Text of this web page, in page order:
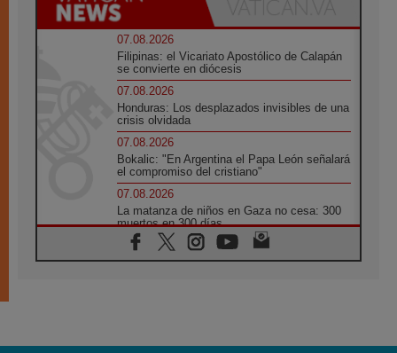
07.08.2026
Filipinas: el Vicariato Apostólico de Calapán
se convierte en diócesis
07.08.2026
Honduras: Los desplazados invisibles de una
crisis olvidada
07.08.2026
Bokalic: "En Argentina el Papa León señalará
el compromiso del cristiano"
07.08.2026
La matanza de niños en Gaza no cesa: 300
muertos en 300 días
07.08.2026
Tagle: La guerra desfigura el mundo, solo la